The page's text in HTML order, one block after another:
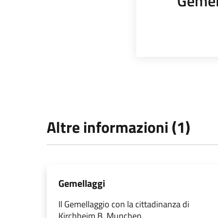
Altre informazioni (1)
Gemellaggi
Il Gemellaggio con la cittadinanza di